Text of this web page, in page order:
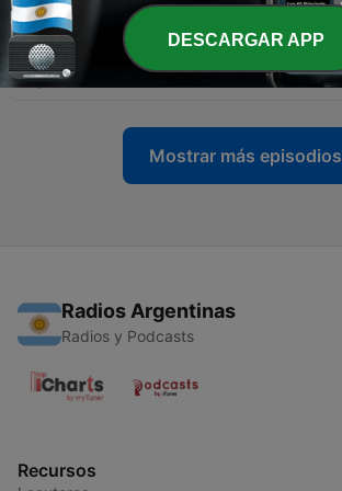
27 jul. 2026
51 - #050 - 50. FOLGE 96. MINUTE
26 jul. 2026
Mostrar más episodios
Radios Argentinas
Radios y Podcasts
Recursos
DESCARGAR APP